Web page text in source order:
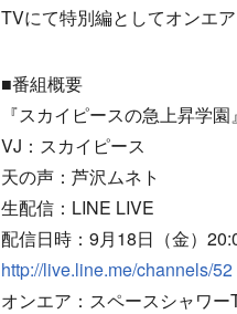
TVにて特別編としてオンエア
■番組概要
『スカイピースの急上昇学園』
VJ：スカイピース
天の声：芦沢ムネト
生配信：LINE LIVE
配信日時：9月18日（金）
http://live.line.me/channels/52
オンエア：スペースシャワー